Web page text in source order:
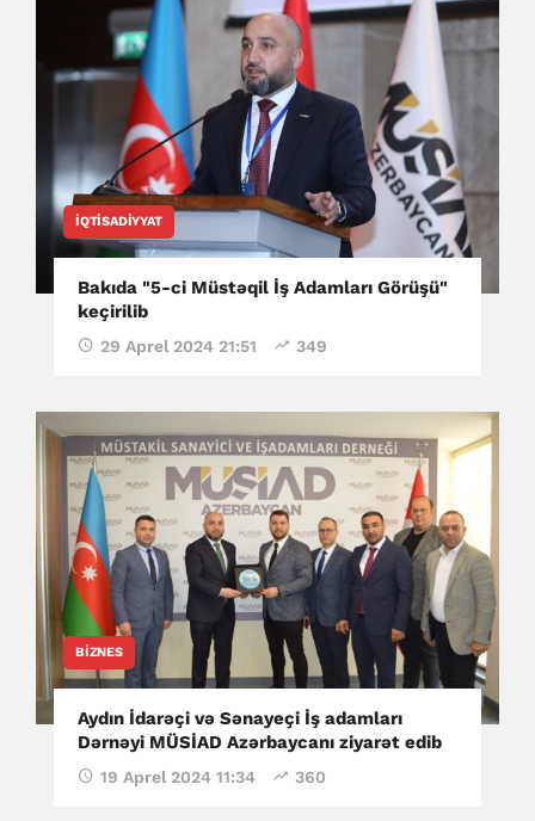
İQTISADIYYAT
Bakıda "5-ci Müstəqil İş Adamları Görüşü"
keçirilib
29 Aprel 2024 21:51 349
BIZNES
Aydın İdarəçi və Sənayeçi İş adamları
Dərnəyi MÜSİAD Azərbaycanı ziyarət edib
19 Aprel 2024 11:34 360